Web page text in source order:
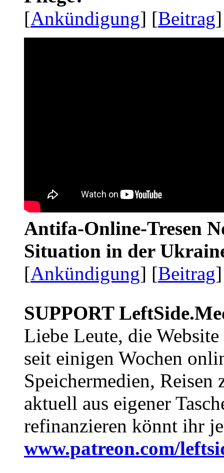
[Ankündigung] [Beitrag
Antifa-Online-Tresen
Situation in der
[Ankündigung] [Beitrag
SUPPORT
Liebe Leute, die Website
seit einigen Wochen
Speichermedien, Reisen
aktuell aus eigener
refinanzieren könnt ihr
www.patreon.com/